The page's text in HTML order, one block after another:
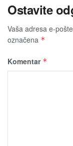
Ostavite
Vaša adresa e-
označena *
Komentar *